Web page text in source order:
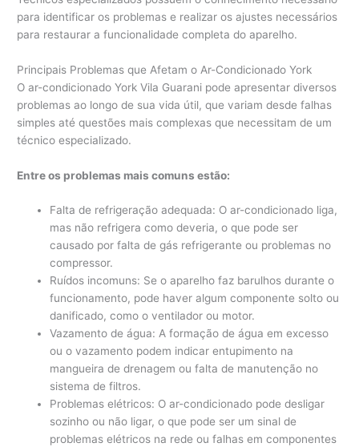
para identificar os problemas e realizar os ajustes necessários
para restaurar a funcionalidade completa do aparelho.
Principais Problemas que Afetam o Ar-Condicionado York
O ar-condicionado York Vila Guarani pode apresentar diversos
problemas ao longo de sua vida útil, que variam desde falhas
simples até questões mais complexas que necessitam de um
técnico especializado.
Entre os problemas mais comuns estão:
Falta de refrigeração adequada: O ar-condicionado liga,
mas não refrigera como deveria, o que pode ser
causado por falta de gás refrigerante ou problemas no
compressor.
Ruídos incomuns: Se o aparelho faz barulhos durante o
funcionamento, pode haver algum componente solto ou
danificado, como o ventilador ou motor.
Vazamento de água: A formação de água em excesso
ou o vazamento podem indicar entupimento na
mangueira de drenagem ou falta de manutenção no
sistema de filtros.
Problemas elétricos: O ar-condicionado pode desligar
sozinho ou não ligar, o que pode ser um sinal de
problemas elétricos na rede ou falhas em componentes